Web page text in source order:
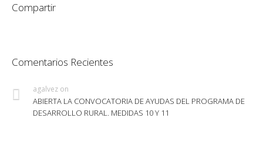
Compartir
Comentarios Recientes
agalvez on
ABIERTA LA CONVOCATORIA DE AYUDAS DEL PROGRAMA DE
DESARROLLO RURAL. MEDIDAS 10 Y 11